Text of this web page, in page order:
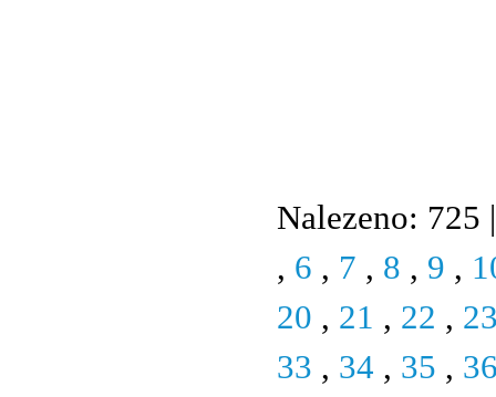
Nalezeno: 725
, 6 , 7 , 8 , 9 ,
20 , 21 , 22 ,
33 , 34 , 35 ,